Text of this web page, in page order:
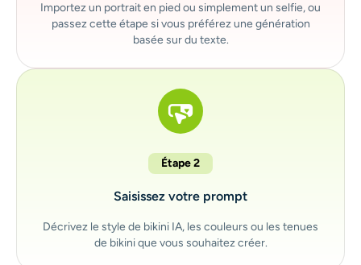
Importez un portrait en pied ou simplement un selfie, ou
passez cette étape si vous préférez une génération
basée sur du texte.
Étape 2
Saisissez votre prompt
Décrivez le style de bikini IA, les couleurs ou les tenues
de bikini que vous souhaitez créer.